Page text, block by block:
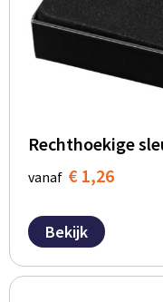
Rechthoekige
vanaf € 1,26
Bekijk